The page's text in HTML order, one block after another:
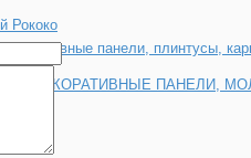
Рококо
панели, плинтусы,
ДЕКОРАТИВНЫЕ ПАНЕЛИ,